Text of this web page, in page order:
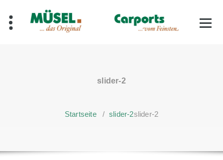
Inhalt
springen
slider-2
Startseite/ slider-2slider-2